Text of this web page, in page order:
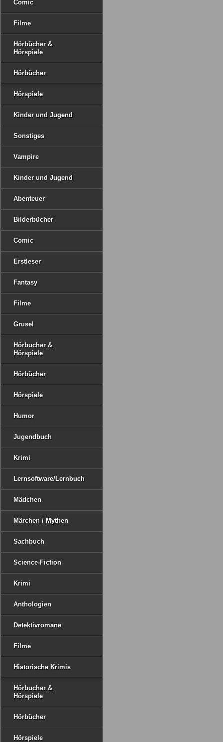
Comic
Filme
Hörbücher &
Hörspiele
Hörbücher
Hörspiele
Kinder und Jugend
Sonstiges
Vampire
Kinder und Jugend
Abenteuer
Bilderbücher
Comic
Erstleser
Fantasy
Filme
Grusel
Hörbucher &
Hörspiele
Hörbücher
Hörspiele
Humor
Jugendbuch
Krimi
Lernsoftware/Lernbuch
Mädchen
Märchen / Mythen
Sachbuch
Science-Fiction
Krimi
Anthologien
Detektivromane
Filme
Historische Krimis
Hörbucher &
Hörspiele
Hörbücher
Hörspiele